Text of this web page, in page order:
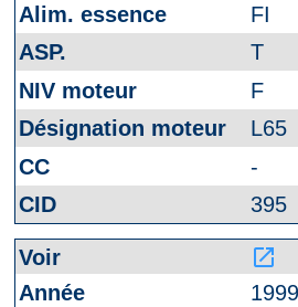
FI
T
F
L65
-
395
launch
1999